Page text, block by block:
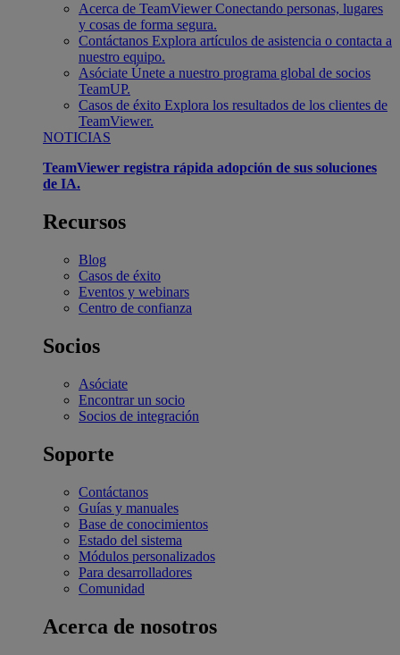
Acerca de TeamViewer Conectando personas, lugares
y cosas de forma segura.
Contáctanos Explora artículos de asistencia o contacta a
nuestro equipo.
Asóciate Únete a nuestro programa global de socios
TeamUP.
Casos de éxito Explora los resultados de los clientes de
TeamViewer.
NOTICIAS
TeamViewer registra rápida adopción de sus soluciones
de IA.
Recursos
Blog
Casos de éxito
Eventos y webinars
Centro de confianza
Socios
Asóciate
Encontrar un socio
Socios de integración
Soporte
Contáctanos
Guías y manuales
Base de conocimientos
Estado del sistema
Módulos personalizados
Para desarrolladores
Comunidad
Acerca de nosotros